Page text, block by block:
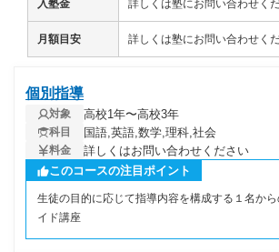
入塾金 詳しくは塾にお問い合わせく
月額目安 詳しくは塾にお問い合わせく
個別指導
対象 高校1年〜高校3年
科目 国語,英語,数学,理科,社会
料金
詳しくはお問い合わせください
このコースの注目ポイント
生徒の目的に応じて指導内容を構成する１名か
イド講座